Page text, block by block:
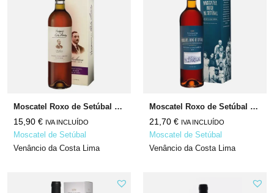
Moscatel Roxo de Setúbal Rúbrica N/A
15,90 € IVA INCLUÍDO
Moscatel de Setúbal
Venâncio da Costa Lima
Moscatel Roxo de Setúbal Reserva da Família N/A
21,70 € IVA INCLUÍDO
Moscatel de Setúbal
Venâncio da Costa Lima